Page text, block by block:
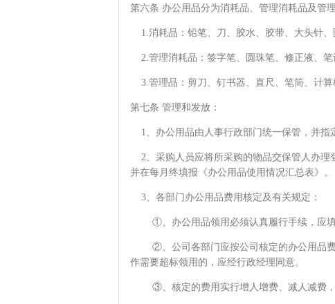
第六条 办公用品分为消耗品、管理消耗品及管理
1.消耗品：铅笔、刀、胶水、胶带、大头针、
2.管理消耗品：签字笔、圆珠笔、修正液、笔
3.管理品：剪刀、钉书器、直尺、笔筒、计算
第七条 管理和发放：
1、办公用品由人事行政部门统一保管，并指
2、采购人员应将所采购的物品交保管人办理
并在每月终填报《办公用品使用情况汇总表》。
3、各部门办公用品费用核定及有关规定：
①、办公用品领用必须认真履行手续，应填
②、公司各部门应按公司核定的办公用品费
作需要超标领用的，应经行政经理同意。
③、核定的费用实行增人增费、减人减费，